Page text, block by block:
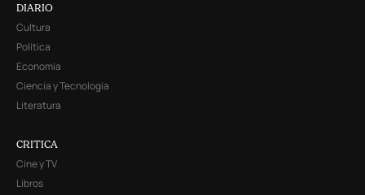
DIARIO
Cultura
Política
Economía
Ciencia y Tecnología
Literatura
CRITICA
Cine y TV
Libros